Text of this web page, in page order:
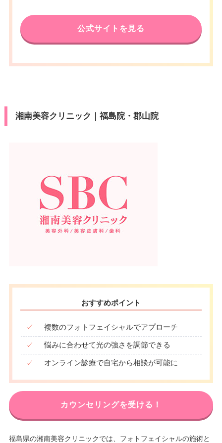
公式サイトを見る
湘南美容クリニック｜福島院・郡山院
おすすめポイント
✓ 複数のフォトフェイシャルでアプローチ
✓ 悩みに合わせて光の強さを調節できる
✓ オンライン診療で自宅から相談が可能に
カウンセリングを受ける！
福島県の湘南美容クリニックでは、フォトフェイシャルの施術と